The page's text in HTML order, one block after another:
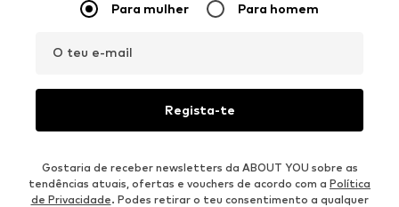
Para mulher Para homem
O teu e-mail
Regista-te
Gostaria de receber newsletters da ABOUT YOU sobre as
tendências atuais, ofertas e vouchers de acordo com a Política
de Privacidade. Podes retirar o teu consentimento a qualquer